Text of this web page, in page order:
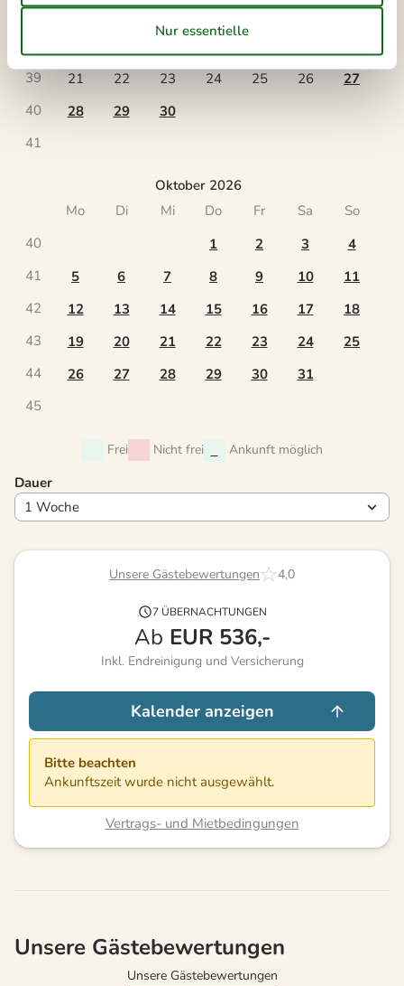
37 7 8 9 10 11 12
13
39
21 22 23 24 25 26
27
40
28 29
30
41
Oktober 2026
Mo
Di Mi Do Fr Sa
So
40
1 2 3
4
41
5 6 7 8 9 10
11
42
12 13 14 15 16 17
18
43
19 20 21 22 23 24
25
44
26 27 28 29 30
31
45
Frei Nicht frei Ankunft möglich
Dauer
Unsere Gästebewertungen 4,0
7 ÜBERNACHTUNGEN
Ab EUR 536,-
Inkl. Endreinigung und Versicherung
Kalender anzeigen
Bitte beachten
Ankunftszeit wurde nicht ausgewählt.
Vertrags- und Mietbedingungen
Unsere Gästebewertungen
Unsere Gästebewertungen